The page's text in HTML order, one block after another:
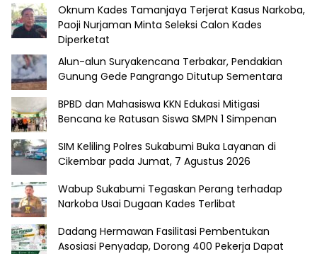
Oknum Kades Tamanjaya Terjerat Kasus Narkoba,
Paoji Nurjaman Minta Seleksi Calon Kades
Diperketat
Alun-alun Suryakencana Terbakar, Pendakian
Gunung Gede Pangrango Ditutup Sementara
BPBD dan Mahasiswa KKN Edukasi Mitigasi
Bencana ke Ratusan Siswa SMPN 1 Simpenan
SIM Keliling Polres Sukabumi Buka Layanan di
Cikembar pada Jumat, 7 Agustus 2026
Wabup Sukabumi Tegaskan Perang terhadap
Narkoba Usai Dugaan Kades Terlibat
Dadang Hermawan Fasilitasi Pembentukan
Asosiasi Penyadap, Dorong 400 Pekerja Dapat